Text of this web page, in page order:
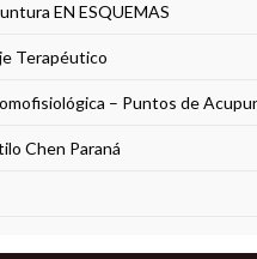
EN ESQUEMAS
Terapéutico
– Puntos de
Chen Paraná